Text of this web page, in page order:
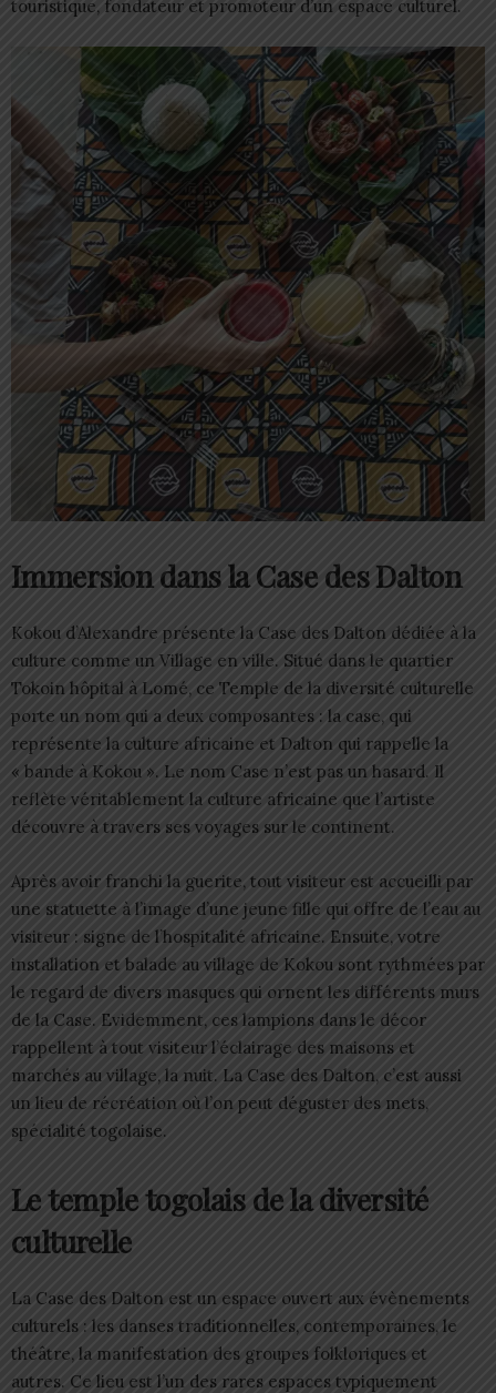
touristique, fondateur et promoteur d’un espace culturel.
Immersion dans la Case des Dalton
Kokou d’Alexandre présente la Case des Dalton dédiée à la
culture comme un Village en ville. Situé dans le quartier
Tokoin hôpital à Lomé, ce Temple de la diversité culturelle
porte un nom qui a deux composantes : la case, qui
représente la culture africaine et Dalton qui rappelle la
« bande à Kokou ». Le nom Case n’est pas un hasard. Il
reflète véritablement la culture africaine que l’artiste
découvre à travers ses voyages sur le continent.
Après avoir franchi la guerite, tout visiteur est accueilli par
une statuette à l’image d’une jeune fille qui offre de l’eau au
visiteur : signe de l’hospitalité africaine. Ensuite, votre
installation et balade au village de Kokou sont rythmées par
le regard de divers masques qui ornent les différents murs
de la Case. Evidemment, ces lampions dans le décor
rappellent à tout visiteur l’éclairage des maisons et
marchés au village, la nuit. La Case des Dalton, c’est aussi
un lieu de récréation où l’on peut déguster des mets,
spécialité togolaise.
Le temple togolais de la diversité
culturelle
La Case des Dalton est un espace ouvert aux évènements
culturels : les danses traditionnelles, contemporaines, le
théâtre, la manifestation des groupes folkloriques et
autres. Ce lieu est l’un des rares espaces typiquement